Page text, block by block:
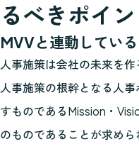
るべきポイン
MVVと連動している
人事施策は会社の未来を作
人事施策の根幹となる人
すものであるMission・
のものであることが求めら